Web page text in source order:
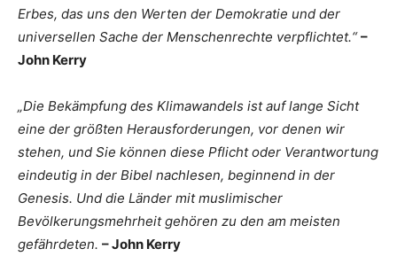
Erbes, das uns den Werten der Demokratie und der
universellen Sache der Menschenrechte verpflichtet.“–
John Kerry
„Die Bekämpfung des Klimawandels ist auf lange Sicht
eine der größten Herausforderungen, vor denen wir
stehen, und Sie können diese Pflicht oder Verantwortung
eindeutig in der Bibel nachlesen, beginnend in der
Genesis. Und die Länder mit muslimischer
Bevölkerungsmehrheit gehören zu den am meisten
gefährdeten. – John Kerry